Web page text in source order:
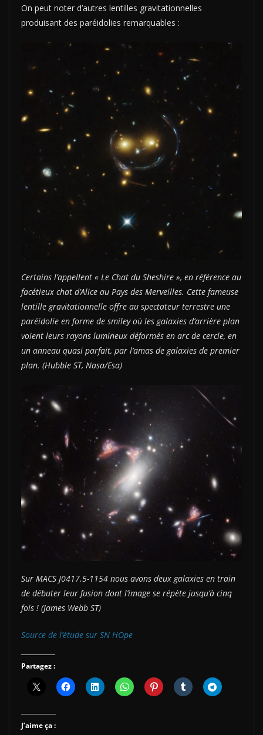
On peut noter d’autres lentilles gravitationnelles
produisant des paréidolies remarquables :
Certains l’appellent « Le Chat du Sheshire », en référence au
facétieux chat d’Alice au Pays des Merveilles. Cette fameuse
lentille gravitationnelle offre au spectateur terrestre une
paréidolie en forme de smiley où les galaxies d’arrière plan
voient leurs rayons lumineux déformés en arc de cercle, en
un anneau quasi parfait, par l’amas de galaxies de premier
plan. (Hubble ST, Nasa/Esa)
Sur MACS J0417.5-1154 nous avons deux galaxies en train
de débuter leur fusion dont l’image se répète jusqu’à cinq
fois ! (James Webb ST)
Source de l’étude sur SN HOpe
Partagez :
J’aime ça :